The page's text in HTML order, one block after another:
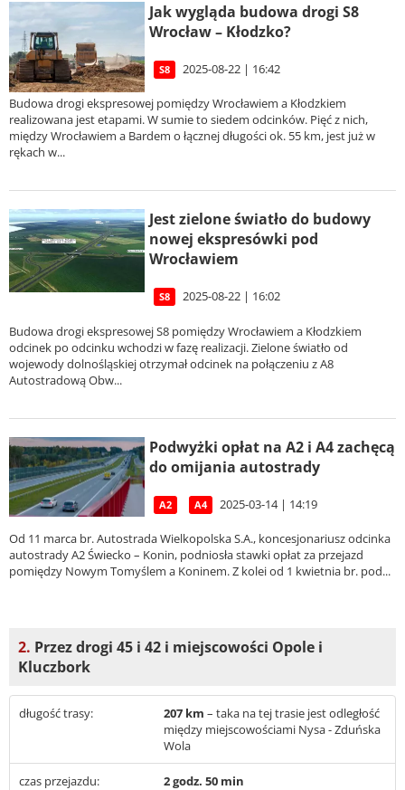
Jak wygląda budowa drogi S8
Wrocław – Kłodzko?
S8 2025-08-22 | 16:42
Budowa drogi ekspresowej pomiędzy Wrocławiem a Kłodzkiem
realizowana jest etapami. W sumie to siedem odcinków. Pięć z nich,
między Wrocławiem a Bardem o łącznej długości ok. 55 km, jest już w
rękach w...
Jest zielone światło do budowy
nowej ekspresówki pod
Wrocławiem
S8 2025-08-22 | 16:02
Budowa drogi ekspresowej S8 pomiędzy Wrocławiem a Kłodzkiem
odcinek po odcinku wchodzi w fazę realizacji. Zielone światło od
wojewody dolnośląskiej otrzymał odcinek na połączeniu z A8
Autostradową Obw...
Podwyżki opłat na A2 i A4 zachęcą
do omijania autostrady
A2 A4 2025-03-14 | 14:19
Od 11 marca br. Autostrada Wielkopolska S.A., koncesjonariusz odcinka
autostrady A2 Świecko – Konin, podniosła stawki opłat za przejazd
pomiędzy Nowym Tomyślem a Koninem. Z kolei od 1 kwietnia br. pod...
2. Przez drogi 45 i 42 i miejscowości Opole i
Kluczbork
długość trasy: 207 km – taka na tej trasie jest odległość
między miejscowościami Nysa - Zduńska
Wola
czas przejazdu: 2 godz. 50 min